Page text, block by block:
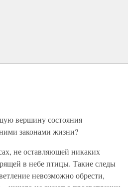
вершину состояния
законами жизни?
не оставляющей никаких
в небе птицы. Такие следы
невозможно обрести,